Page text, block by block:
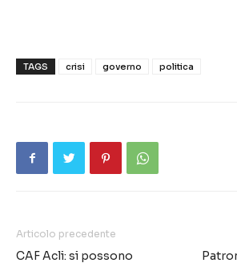
TAGS crisi governo politica
Articolo precedente
CAF Acli: si possono